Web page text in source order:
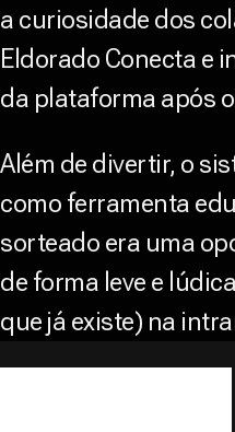
a curiosidade dos
Eldorado Conecta e
da plataforma após
Além de divertir, o
como ferramenta
sorteado era uma
de forma leve e
que já existe) na